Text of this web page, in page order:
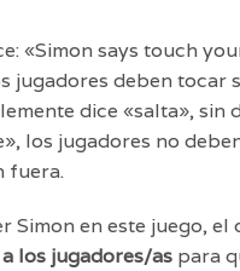
«Simon says touch
jugadores deben tocar
dice «salta», sin
los jugadores no
fuera.
Simon en este juego,
los jugadores/as para